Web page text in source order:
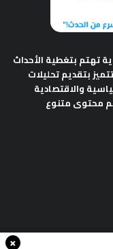
تهتم بتغطية الأحداث
بتقديم تحليلات
والاقتصادية
محتوى متنوع
×